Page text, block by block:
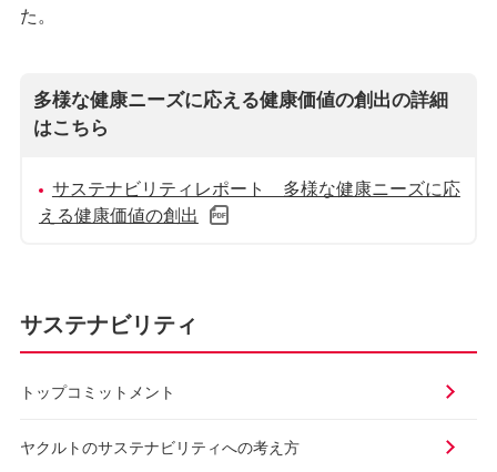
た。
多様な健康ニーズに応える健康価値の創出の詳細
はこちら
サステナビリティレポート 多様な健康ニーズに応
える健康価値の創出
サステナビリティ
トップコミットメント
ヤクルトのサステナビリティへの考え方